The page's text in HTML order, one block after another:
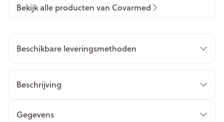
Bekijk alle producten van Covarmed
Beschikbare leveringsmethoden
Beschrijving
Gegevens